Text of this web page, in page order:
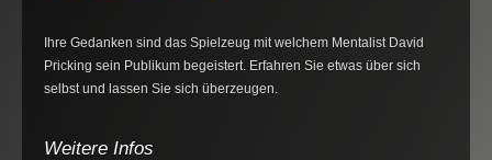
Ihre Gedanken sind das Spielzeug mit welchem Mentalist David
Pricking sein Publikum begeistert. Erfahren Sie etwas über sich
selbst und lassen Sie sich überzeugen.
Weitere Infos